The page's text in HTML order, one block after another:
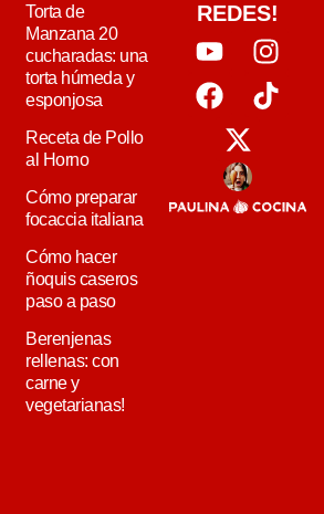
Torta de
Manzana 20
cucharadas: una
torta húmeda y
esponjosa
Receta de Pollo
al Horno
Cómo preparar
focaccia italiana
Cómo hacer
ñoquis caseros
paso a paso
Berenjenas
rellenas: con
carne y
vegetarianas!
REDES!